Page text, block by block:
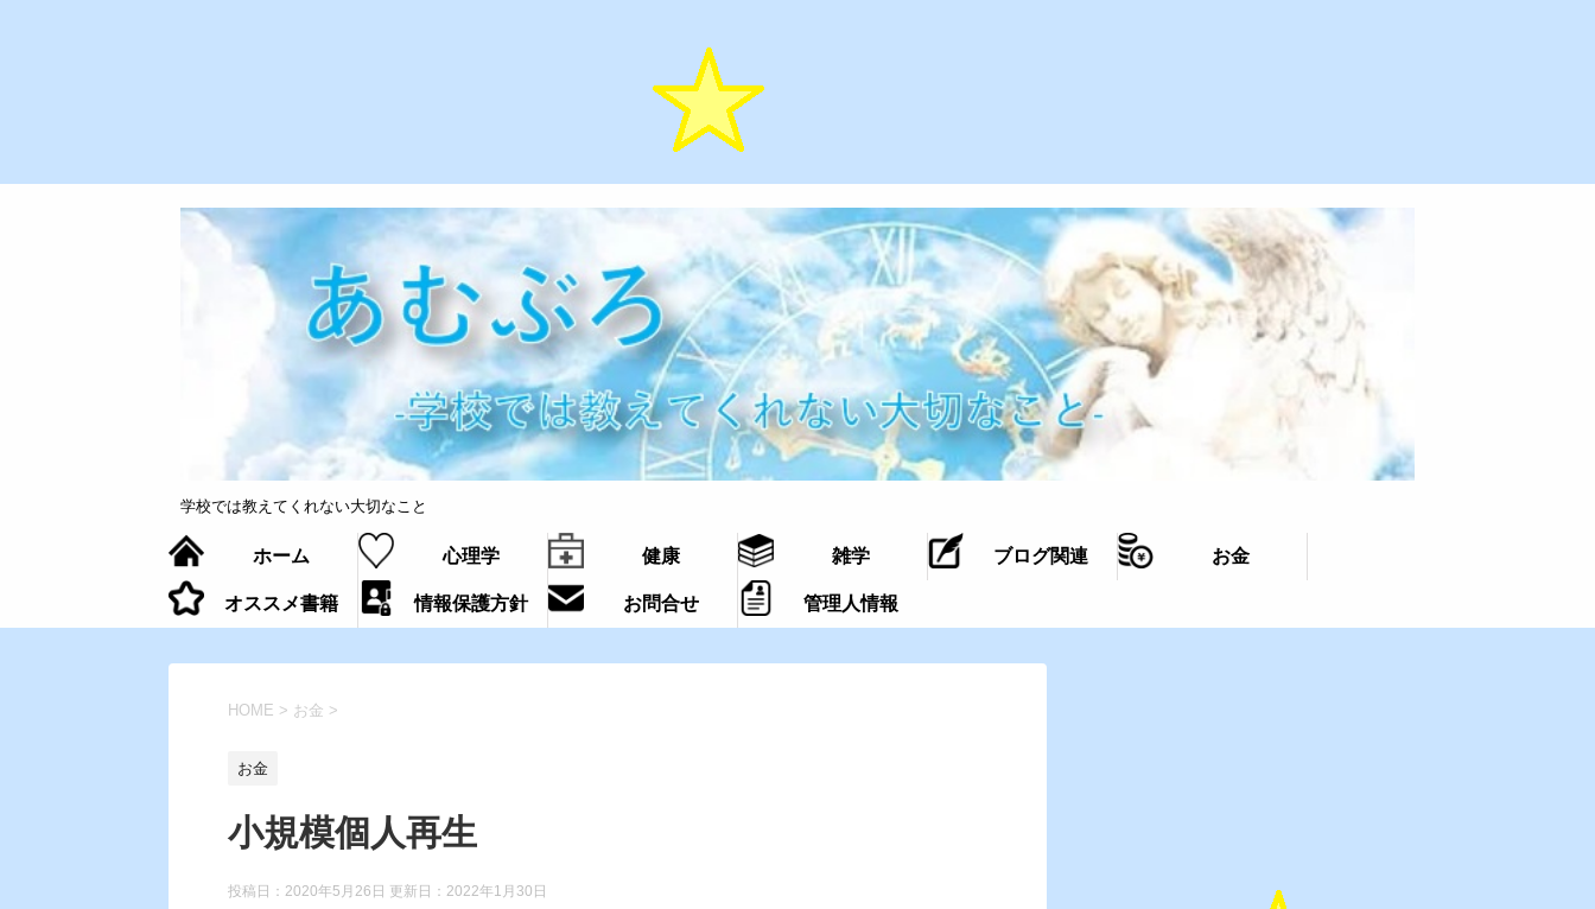
学校では教えてくれない大切なこと
ホーム 心理学 健康 雑学 ブログ関連 お金
オススメ書籍 情報保護方針 お問合せ 管理人情報
HOME > お金 >
お金
小規模個人再生
投稿日：2020年5月26日 更新日： 2022年1月30日